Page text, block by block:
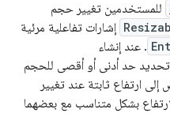
للمستخدمين تغيير حجم
إشارات تفاعلية مرئية
. عند إنشاء
حد أدنى أو أقصى للحجم
ارتفاع ثابتة عند تغيير
بشكل متناسب مع بعضهما